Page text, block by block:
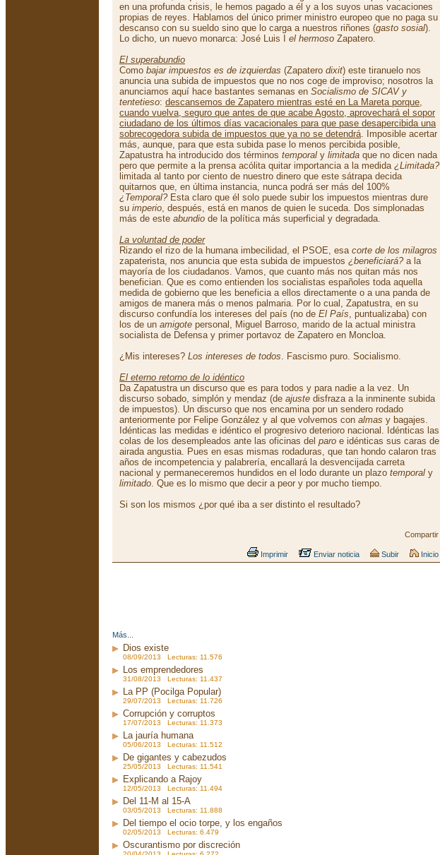
en una profunda crisis, le hemos pagado a él y a los suyos unas vacaciones
propias de reyes. Hablamos del único primer ministro europeo que no paga su
descanso con su sueldo sino que lo carga a nuestros riñones (gasto sosial).
Lo dicho, un nuevo monarca: José Luis I el hermoso Zapatero.
El superabundio
Como bajar impuestos es de izquierdas (Zapatero dixit) este tiranuelo nos
anuncia una subida de impuestos que no nos coge de improviso; nosotros la
anunciamos aquí hace bastantes semanas en Socialismo de SICAV y
tentetieso: descansemos de Zapatero mientras esté en La Mareta porque,
cuando vuelva, seguro que antes de que acabe Agosto, aprovechará el sopor
ciudadano de los últimos días vacacionales para que pase desapercibida una
sobrecogedora subida de impuestos que ya no se detendrá. Imposible acertar
más, aunque, para que esta subida pase lo menos percibida posible,
Zapatustra ha introducido dos términos temporal y limitada que no dicen nada
pero que permite a la prensa acólita quitar importancia a la medida ¿Limitada?
limitada al tanto por ciento de nuestro dinero que este sátrapa decida
quitarnos que, en última instancia, nunca podrá ser más del 100%
¿Temporal?Esta claro que él solo puede subir los impuestos mientras dure
su imperio, después, está en manos de quien le suceda. Dos simplonadas
más de este abundio de la política más superficial y degradada.
La voluntad de poder
Rizando el rizo de la humana imbecilidad, el PSOE, esa corte de los milagros
zapaterista, nos anuncia que esta subida de impuestos ¿beneficiará?a la
mayoría de los ciudadanos. Vamos, que cuanto más nos quitan más nos
benefician. Que es como entienden los socialistas españoles toda aquella
medida de gobierno que les beneficia a ellos directamente o a una panda de
amigos de manera más o menos palmaria. Por lo cual, Zapatustra, en su
discurso confundía los intereses del país (no de El País, puntualizaba) con
los de un amigote personal, Miguel Barroso, marido de la actual ministra
socialista de Defensa y primer portavoz de Zapatero en Moncloa.
¿Mis intereses? Los intereses de todos. Fascismo puro. Socialismo.
El eterno retorno de lo idéntico
Da Zapatustra un discurso que es para todos y para nadie a la vez. Un
discurso sobado, simplón y mendaz (de ajuste disfraza a la inminente subida
de impuestos). Un discurso que nos encamina por un sendero rodado
anteriormente por Felipe González y al que volvemos con almas y bagajes.
Idénticas las medidas e idéntico el progresivo deterioro nacional. Idénticas las
colas de los desempleados ante las oficinas del paro e idénticas sus caras de
airada angustia. Pues en esas mismas rodaduras, que tan hondo calaron tras
años de incompetencia y palabrería, encallará la desvencijada carreta
nacional y permaneceremos hundidos en el lodo durante un plazo temporal y
limitado. Que es lo mismo que decir a peor y por mucho tiempo.
Si son los mismos ¿por qué iba a ser distinto el resultado?
Compartir
Imprimir Enviar noticia Subir Inicio
Más...
Dios existe
08/09/2013 Lecturas: 11.576
Los emprendedores
31/08/2013 Lecturas: 11.437
La PP (Pocilga Popular)
29/07/2013 Lecturas: 11.726
Corrupción y corruptos
17/07/2013 Lecturas: 11.373
La jauría humana
05/06/2013 Lecturas: 11.512
De gigantes y cabezudos
25/05/2013 Lecturas: 11.541
Explicando a Rajoy
12/05/2013 Lecturas: 11.494
Del 11-M al 15-A
03/05/2013 Lecturas: 11.888
Del tiempo el ocio torpe, y los engaños
02/05/2013 Lecturas: 6.479
Oscurantismo por discreción